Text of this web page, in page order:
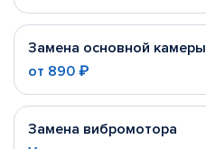
Замена основной камеры
от 890 ₽
Замена вибромотора